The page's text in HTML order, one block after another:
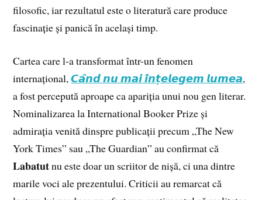
filosofic, iar rezultatul este o literatură care produce
fascinație și panică în același timp.
Cartea care l-a transformat într-un fenomen
internațional,𝘾𝙖̂𝙣𝙙 𝙣𝙪 𝙢𝙖𝙞 𝙞̂𝙣𝙩̦𝙚𝙡𝙚𝙜𝙚𝙢 𝙡𝙪𝙢𝙚𝙖,
a fost percepută aproape ca apariția unui nou gen literar.
Nominalizarea la International Booker Prize și
admirația venită dinspre publicații precum „The New
York Times” sau „The Guardian” au confirmat că
𝐋𝐚𝐛𝐚𝐭𝐮𝐭 nu este doar un scriitor de nișă, ci una dintre
marile voci ale prezentului. Criticii au remarcat că